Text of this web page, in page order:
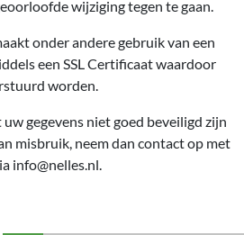
wijziging tegen te gaan.
onder andere gebruik van een
een SSL Certificaat waardoor
worden.
gegevens niet goed beveiligd zijn
misbruik, neem dan contact op met
info@nelles.nl.